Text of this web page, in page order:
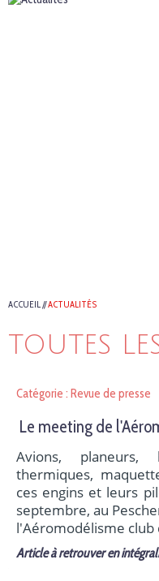
ACCUEIL//ACTUALITÉS
TOUTES
Catégorie : Revue de presse
Le meeting de
Avions, planeurs,
thermiques,
ces engins et leurs
septembre, au
l'Aéromodélisme club
Article à retrouver en